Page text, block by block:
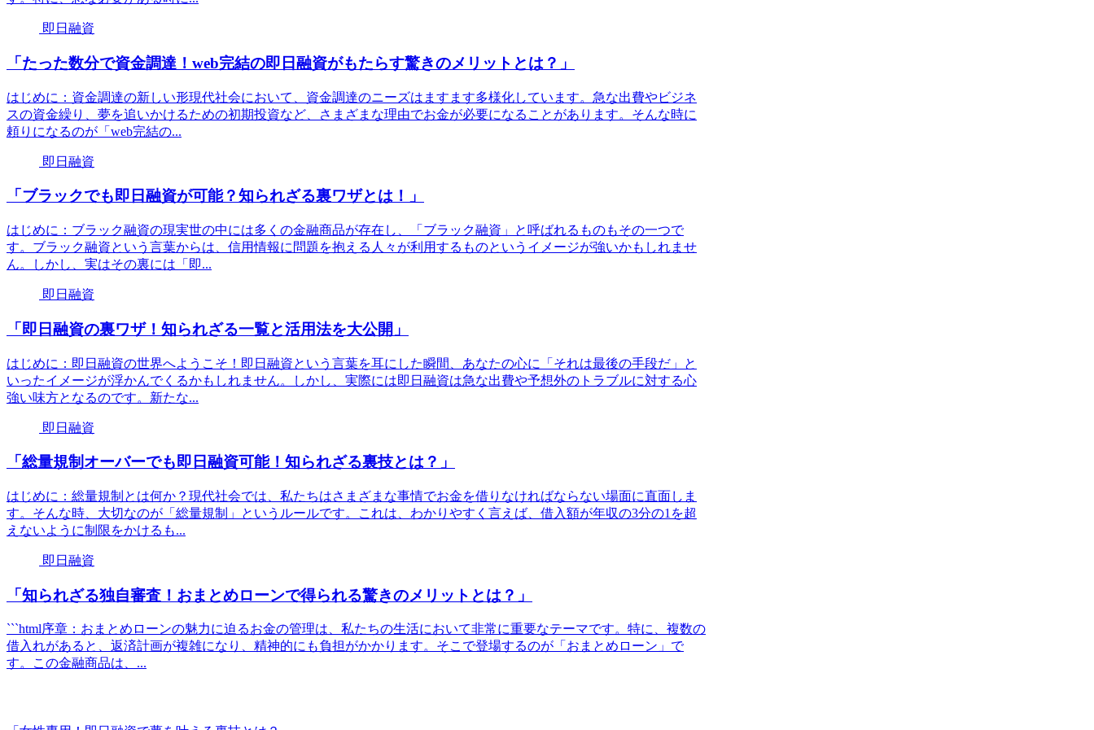
即日融資
「たった数分で資金調達！web完結の即日融資がもたらす驚きのメリットとは？」
はじめに：資金調達の新しい形現代社会において、資金調達のニーズはますます多様化しています。急な出費やビジネ
スの資金繰り、夢を追いかけるための初期投資など、さまざまな理由でお金が必要になることがあります。そんな時に
頼りになるのが「web完結の...
即日融資
「ブラックでも即日融資が可能？知られざる裏ワザとは！」
はじめに：ブラック融資の現実世の中には多くの金融商品が存在し、「ブラック融資」と呼ばれるものもその一つで
す。ブラック融資という言葉からは、信用情報に問題を抱える人々が利用するものというイメージが強いかもしれませ
ん。しかし、実はその裏には「即...
即日融資
「即日融資の裏ワザ！知られざる一覧と活用法を大公開」
はじめに：即日融資の世界へようこそ！即日融資という言葉を耳にした瞬間、あなたの心に「それは最後の手段だ」と
いったイメージが浮かんでくるかもしれません。しかし、実際には即日融資は急な出費や予想外のトラブルに対する心
強い味方となるのです。新たな...
即日融資
「総量規制オーバーでも即日融資可能！知られざる裏技とは？」
はじめに：総量規制とは何か？現代社会では、私たちはさまざまな事情でお金を借りなければならない場面に直面しま
す。そんな時、大切なのが「総量規制」というルールです。これは、わかりやすく言えば、借入額が年収の3分の1を超
えないように制限をかけるも...
即日融資
「知られざる独自審査！おまとめローンで得られる驚きのメリットとは？」
```html序章：おまとめローンの魅力に迫るお金の管理は、私たちの生活において非常に重要なテーマです。特に、複数の
借入れがあると、返済計画が複雑になり、精神的にも負担がかかります。そこで登場するのが「おまとめローン」で
す。この金融商品は、...